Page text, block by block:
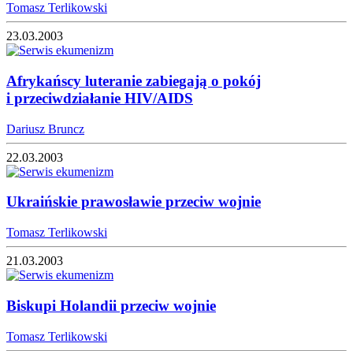
Tomasz Terlikowski
23.03.2003
Afrykańscy luteranie zabiegają o pokój
i przeciwdziałanie HIV/AIDS
Dariusz Bruncz
22.03.2003
Ukraińskie prawosławie przeciw wojnie
Tomasz Terlikowski
21.03.2003
Biskupi Holandii przeciw wojnie
Tomasz Terlikowski